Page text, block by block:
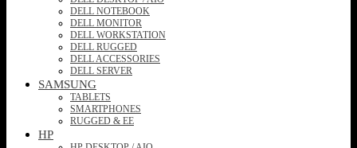
DELL NOTEBOOK
DELL MONITOR
DELL WORKSTATION
DELL RUGGED
DELL ACCESSORIES
DELL SERVER
SAMSUNG
TABLETS
SMARTPHONES
RUGGED & EE
HP